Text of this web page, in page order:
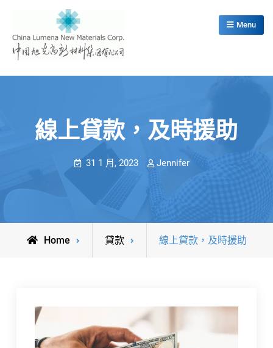
content
China Lumena New Materials Corp.
Menu
線上貸款，及時援助
31 1 月, 2023 Jennifer
Home 貸款 線上貸款，及時援助